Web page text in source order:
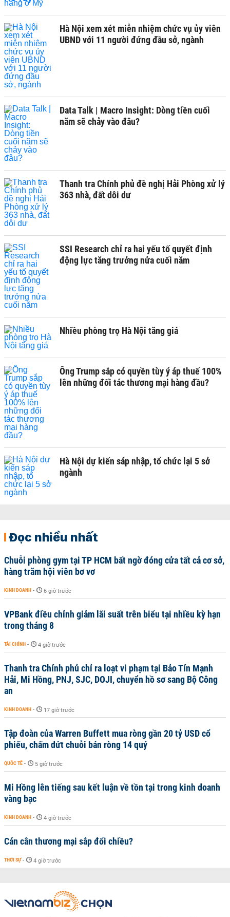
Hà Nội xem xét miễn nhiệm chức vụ ủy viên
UBND với 11 người đứng đầu sở, ngành
Data Talk | Macro Insight: Dòng tiền cuối
năm sẽ chảy vào đâu?
Thanh tra Chính phủ đề nghị Hải Phòng xử lý
363 nhà, đất dôi dư
SSI Research chỉ ra hai yếu tố quyết định
động lực tăng trưởng nửa cuối năm
Nhiều phòng trọ Hà Nội tăng giá
Ông Trump sắp có quyền tùy ý áp thuế 100%
lên những đối tác thương mại hàng đầu?
Hà Nội dự kiến sáp nhập, tổ chức lại 5 sở
ngành
Đọc nhiều nhất
Chuỗi phòng gym tại TP HCM bất ngờ đóng cửa tất cả cơ sở,
hàng trăm hội viên bơ vơ
KINH DOANH - 6 giờ trước
VPBank điều chỉnh giảm lãi suất trên biểu tại nhiều kỳ hạn
trong tháng 8
TÀI CHÍNH - 4 giờ trước
Thanh tra Chính phủ chỉ ra loạt vi phạm tại Bảo Tín Mạnh
Hải, Mi Hồng, PNJ, SJC, DOJI, chuyển hồ sơ sang Bộ Công
an
KINH DOANH - 17 giờ trước
Tập đoàn của Warren Buffett mua ròng gần 20 tỷ USD cổ
phiếu, chấm dứt chuỗi bán ròng 14 quý
QUỐC TẾ - 5 giờ trước
Mi Hồng lên tiếng sau kết luận về tồn tại trong kinh doanh
vàng bạc
KINH DOANH - 4 giờ trước
Cán cân thương mại sắp đổi chiều?
THỜI SỰ - 4 giờ trước